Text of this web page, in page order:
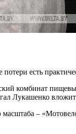
есть
комбинат
Лукашенко
–